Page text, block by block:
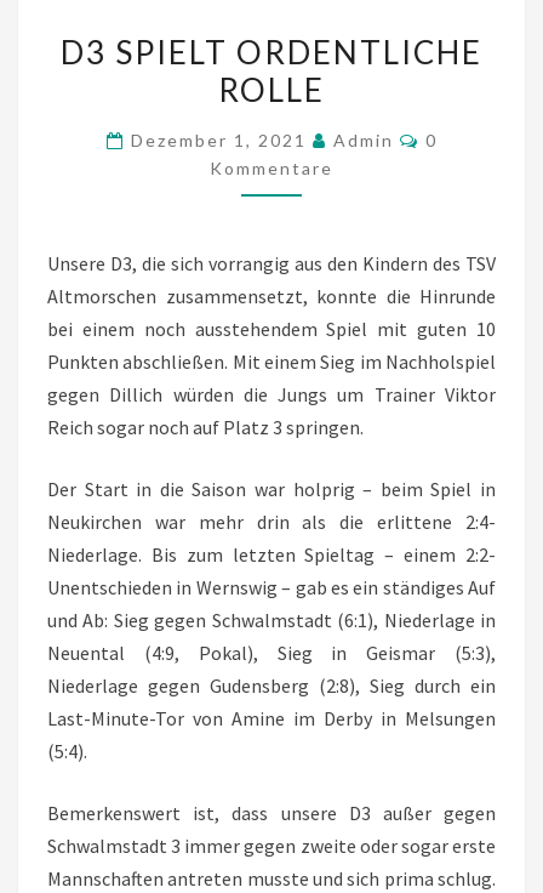
SPIELT
ORDENTLICHE
D3 SPIELT ORDENTLICHE
ROLLE
Dezember 1, 2021 Admin Kommentare
0
Kommentare
Unsere D3, die sich vorrangig aus den Kindern des TSV
Altmorschen zusammensetzt, konnte die Hinrunde
bei einem noch ausstehendem Spiel mit guten 10
Punkten abschließen. Mit einem Sieg im Nachholspiel
gegen Dillich würden die Jungs um Trainer Viktor
Reich sogar noch auf Platz 3 springen.
Der Start in die Saison war holprig – beim Spiel in
Neukirchen war mehr drin als die erlittene 2:4-
Niederlage. Bis zum letzten Spieltag – einem 2:2-
Unentschieden in Wernswig – gab es ein ständiges Auf
und Ab: Sieg gegen Schwalmstadt (6:1), Niederlage in
Neuental (4:9, Pokal), Sieg in Geismar (5:3),
Niederlage gegen Gudensberg (2:8), Sieg durch ein
Last-Minute-Tor von Amine im Derby in Melsungen
(5:4).
Bemerkenswert ist, dass unsere D3 außer gegen
Schwalmstadt 3 immer gegen zweite oder sogar erste
Mannschaften antreten musste und sich prima schlug.